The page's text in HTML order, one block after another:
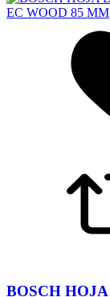
BOSCH